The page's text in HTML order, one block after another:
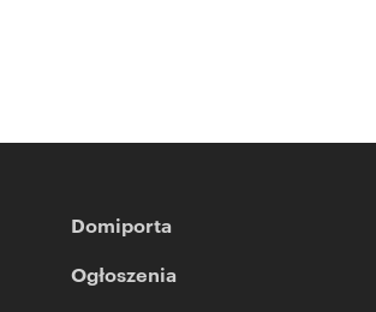
Domiporta
Ogłoszenia